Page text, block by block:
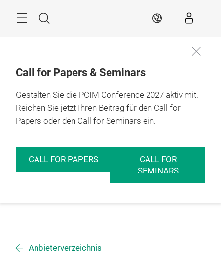
Suche DE
Call for Papers & Seminars
Gestalten Sie die PCIM Conference 2027 aktiv mit.
Reichen Sie jetzt Ihren Beitrag für den Call for
Papers oder den Call for Seminars ein.
CALL FOR PAPERS
CALL FOR
SEMINARS
Anbieterverzeichnis